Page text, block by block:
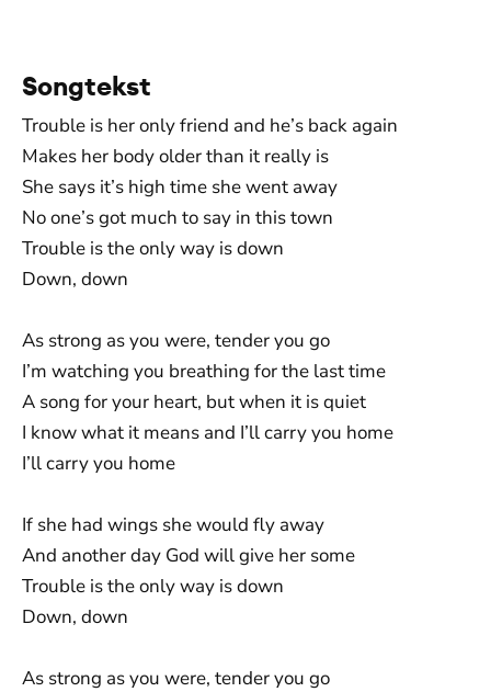
Songtekst
Trouble is her only friend and he’s back again
Makes her body older than it really is
She says it’s high time she went away
No one’s got much to say in this town
Trouble is the only way is down
Down, down
As strong as you were, tender you go
I’m watching you breathing for the last time
A song for your heart, but when it is quiet
I know what it means and I’ll carry you home
I’ll carry you home
If she had wings she would fly away
And another day God will give her some
Trouble is the only way is down
Down, down
As strong as you were, tender you go